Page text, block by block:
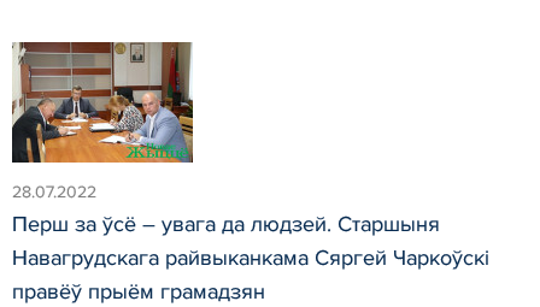
28.07.2022
Перш за ўсё – увага да людзей. Старшыня
Навагрудскага райвыканкама Сяргей Чаркоўскі
правёў прыём грамадзян